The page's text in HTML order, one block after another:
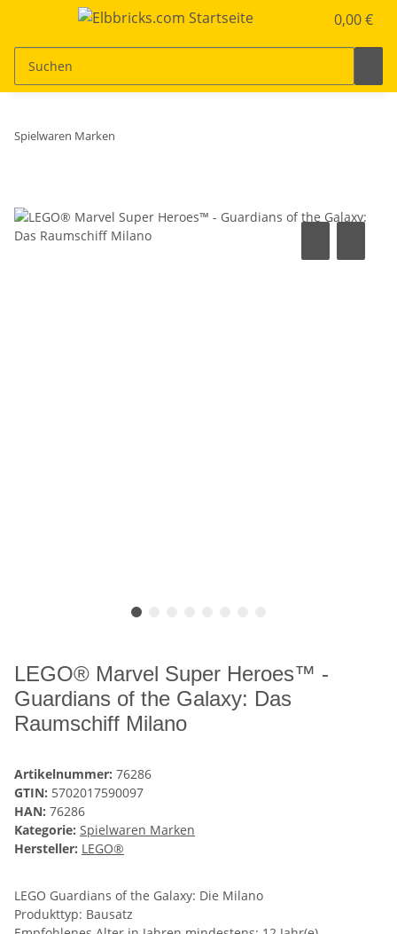
0,00 €
Spielwaren Marken
LEGO® Marvel Super Heroes™ -
Guardians of the Galaxy: Das
Raumschiff Milano
Artikelnummer: 76286
GTIN: 5702017590097
HAN: 76286
Kategorie: Spielwaren Marken
Hersteller: LEGO®
LEGO Guardians of the Galaxy: Die Milano
Produkttyp: Bausatz